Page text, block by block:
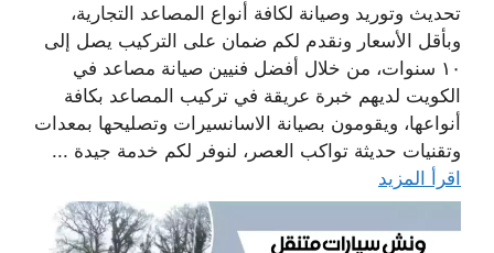
تحديث وتوريد وصيانة لكافة أنواع المصاعد التجارية،
وبأقل الأسعار ونقدم لكم ضمان على التركيب يصل إلى
١٠ سنوات، من خلال أفضل فنيين صيانة مصاعد في
الكويت لديهم خبرة عريقة في تركيب المصاعد بكافة
أنواعها، ويقومون بصيانة الاسانسيرات وتصليحها بمعدات
وتقنيات حديثة تواكب العصر، لنوفر لكم خدمة جيدة ...
اقرأ المزيد